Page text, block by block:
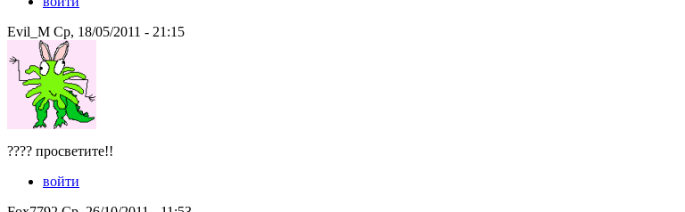
Evil_M Ср, 18/05/2011 - 21:15
???? просветите!!
войти